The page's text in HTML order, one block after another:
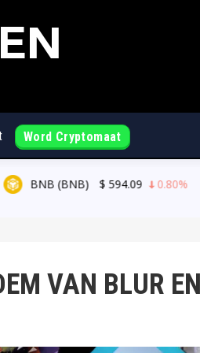
Word Cryptomaat
594.09 0.80% USDC (USDC)
VAN BLUR